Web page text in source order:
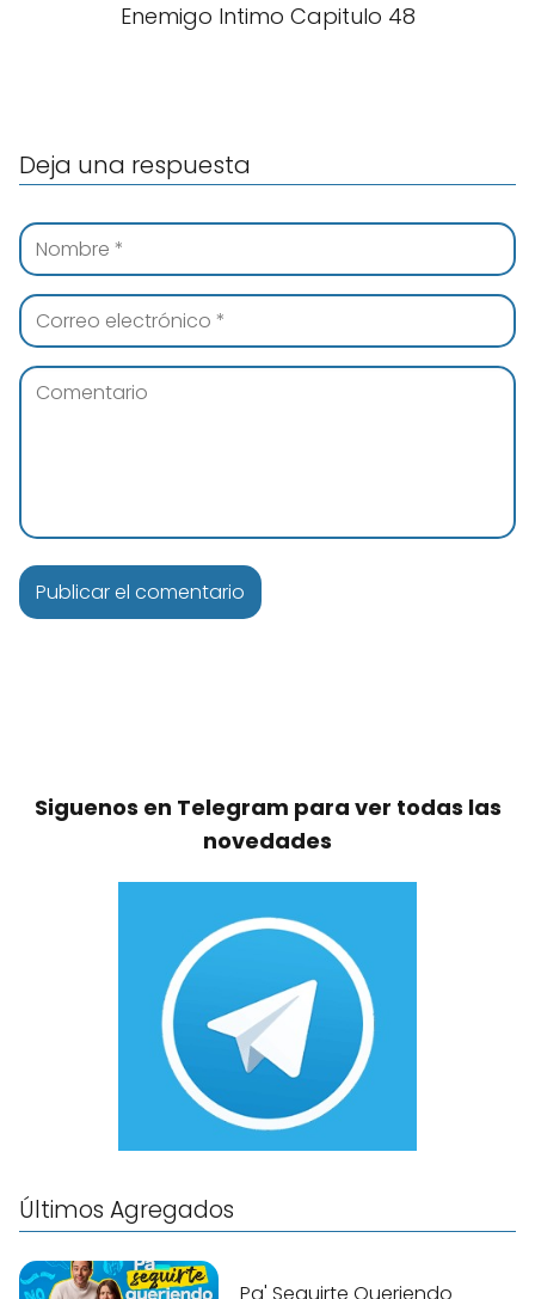
Enemigo Intimo Capitulo 48
Deja una respuesta
Siguenos en Telegram para ver todas las
novedades
Últimos Agregados
Pa' Seguirte Queriendo